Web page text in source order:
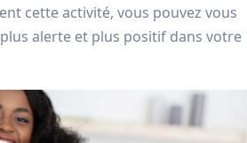
cette activité, vous pouvez vous
alerte et plus positif dans votre